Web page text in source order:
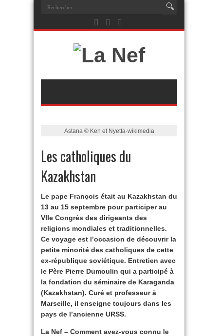
Astana © Ken et Nyetta-wikimedia
Les catholiques du
Kazakhstan
Le pape François était au Kazakhstan du
13 au 15 septembre pour participer au
VIIe Congrès des dirigeants des
religions mondiales et traditionnelles.
Ce voyage est l’occasion de découvrir la
petite minorité des catholiques de cette
ex-république soviétique. Entretien avec
le Père Pierre Dumoulin qui a participé à
la fondation du séminaire de Karaganda
(Kazakhstan). Curé et professeur à
Marseille, il enseigne toujours dans les
pays de l’ancienne URSS.
La Nef – Comment avez-vous connu le